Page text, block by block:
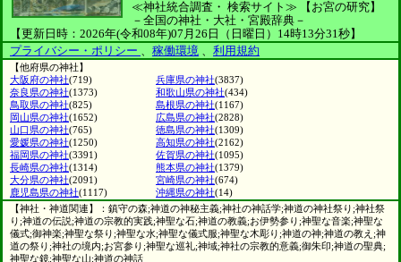
≪神社統合調査・ 検索サイト≫
【お宮の研究】
－全国の神社・大社・宮殿辞典－
【更新日時：2026年(令和08年)07月26日（日曜日）14時13分31秒】
プライバシー・ポリシー
稼働環境 利用規約
【他府県の神社】
大阪府の神社(719) 兵庫県の神社(3837)
奈良県の神社(1373) 和歌山県の神社(434)
鳥取県の神社(825) 島根県の神社(1167)
岡山県の神社(1652) 広島県の神社(2828)
山口県の神社(765) 徳島県の神社(1309)
愛媛県の神社(1250) 高知県の神社(2162)
福岡県の神社(3391) 佐賀県の神社(1095)
長崎県の神社(1314) 熊本県の神社(1379)
大分県の神社(2091) 宮崎県の神社(674)
鹿児島県の神社(1117) 沖縄県の神社(14)
【神社・神道関連】：鎮守の森;神道の神秘主義;神社の神話学;神道の神社祭り;神社祭
り;神道の伝説;神道の宗教的実践;神聖な石;神道の教義;お伊勢参り;神聖な音楽;神聖な
儀式;御神楽;神聖な祭り;神聖な水;神聖な儀式服;神聖な木彫り;神道の神;神道の教え;神
道の祭り;神社の境内;お宮参り;神聖な巡礼;神域;神社の宗教的意義;御朱印;神道の聖典;
神聖な鏡;神聖な山;神道の神話